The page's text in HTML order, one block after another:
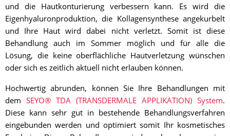
und die Hautkonturierung verbessern kann. Es wird die
Eigenhyaluronproduktion, die Kollagensynthese angekurbelt
und Ihre Haut wird dabei nicht verletzt. Somit ist diese
Behandlung auch im Sommer möglich und für alle die
Lösung, die keine oberflächliche Hautverletzung wünschen
oder sich es zeitlich aktuell nicht erlauben können.
Hochwertig abrunden, können Sie Ihre Behandlungen mit
dem SEYO® TDA (TRANSDERMALE APPLIKATION) System.
Diese kann sehr gut in bestehende Behandlungsverfahren
eingebunden werden und optimiert somit Ihr kosmetisches